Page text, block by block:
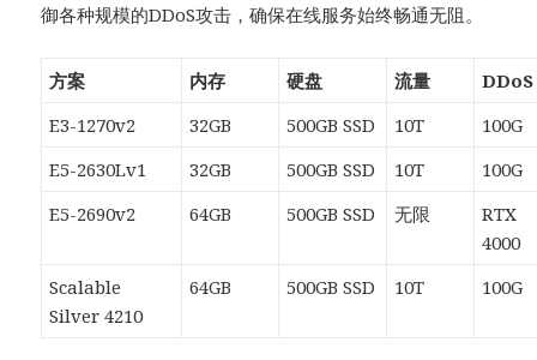
御各种规模的DDoS攻击，确保在线服务始终畅通无阻。
方案 内存 硬盘 流量
DDoS
E3-1270v2
32GB 500GB SSD 10T
100G
E5-2630Lv1
32GB 500GB SSD 10T
100G
E5-2690v2
64GB 500GB SSD 无限
RTX
4000
Scalable
Silver 4210
64GB 500GB SSD 10T 100G